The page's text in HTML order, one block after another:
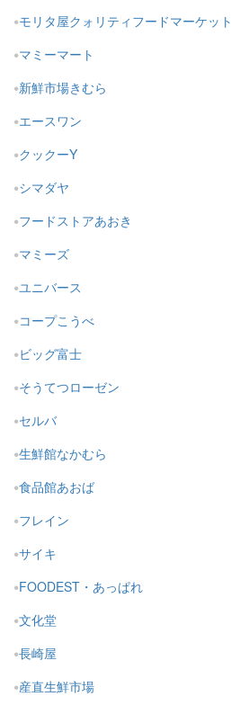
モリタ屋クォリティフードマーケット
マミーマート
新鮮市場きむら
エースワン
クックーY
シマダヤ
フードストアあおき
マミーズ
ユニバース
コープこうべ
ビッグ富士
そうてつローゼン
セルバ
生鮮館なかむら
食品館あおば
フレイン
サイキ
FOODEST・あっぱれ
文化堂
長崎屋
産直生鮮市場